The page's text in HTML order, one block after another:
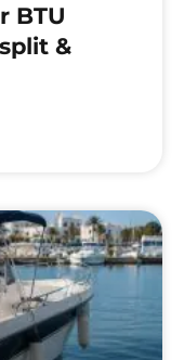
BTU
&